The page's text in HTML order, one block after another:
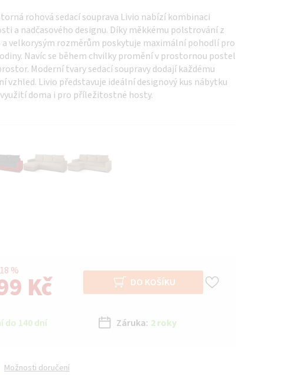
rohová sedací souprava Livio nabízí kombinaci
a nadčasového designu. Díky měkkému polstrování z
a velkorysým rozměrům poskytuje maximální pohodlí pro
Navíc se během chvilky promění v prostornou postel
Moderní tvary sedací soupravy dodají každému
vzhled. Livio představuje ideální designový kus nábytku
doma i pro příležitostné hosty.
%
Kč DO KOŠÍKU
do 140 dní Záruka: 2 roky
Možnosti doručení